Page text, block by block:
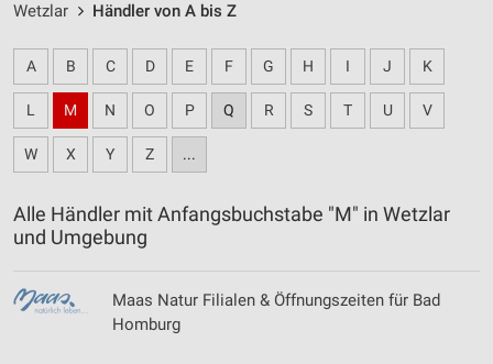
Wetzlar Händler von A bis Z
A B C D E F G H I J K
L M N O P Q R S T U V
W X Y Z ...
Alle Händler mit Anfangsbuchstabe "M" in Wetzlar
und Umgebung
Maas Natur Filialen & Öffnungszeiten für Bad
Homburg